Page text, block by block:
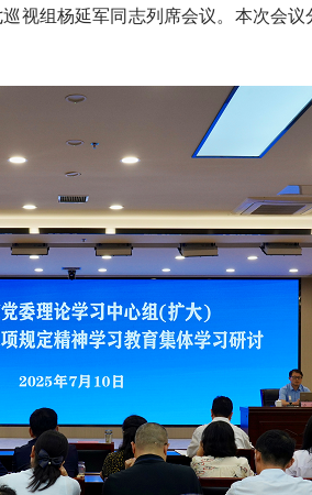
视组杨延军同志列席会议。本次会